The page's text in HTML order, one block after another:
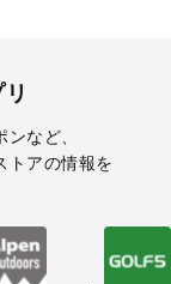
など、
トアの情報を